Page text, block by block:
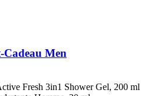
​Cadeau Men
Fresh 3in1 Shower Gel, 200 ml